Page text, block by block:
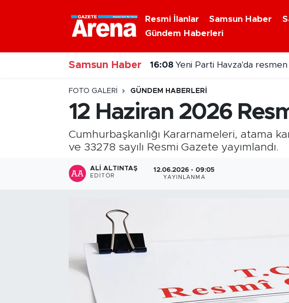
Resmi İlanlar Samsun Haber
Gündem Haberleri
Samsun Haber
16:08 Yeni Parti Havza'da
FOTO GALERI GÜNDEM HABERLERI
12 Haziran 2026
Cumhurbaşkanlığı Kararnameleri, atama
ve 33278 sayılı Resmi Gazete yayımlandı.
ALI ALTINTAŞ
EDITÖR
12.06.2026 - 09:05
YAYINLANMA
Nöbetçi Eczaneler
Hava Durumu
Samsun Namaz Vakitleri
Trafik Durumu
Süper Lig Puan Durumu ve Fikstür
Tüm Manşetler